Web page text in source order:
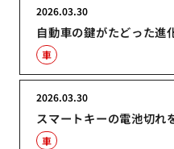
自動車の鍵がたどった進
2026.03.30
車
スマートキーの電池切れ
2026.03.30
車